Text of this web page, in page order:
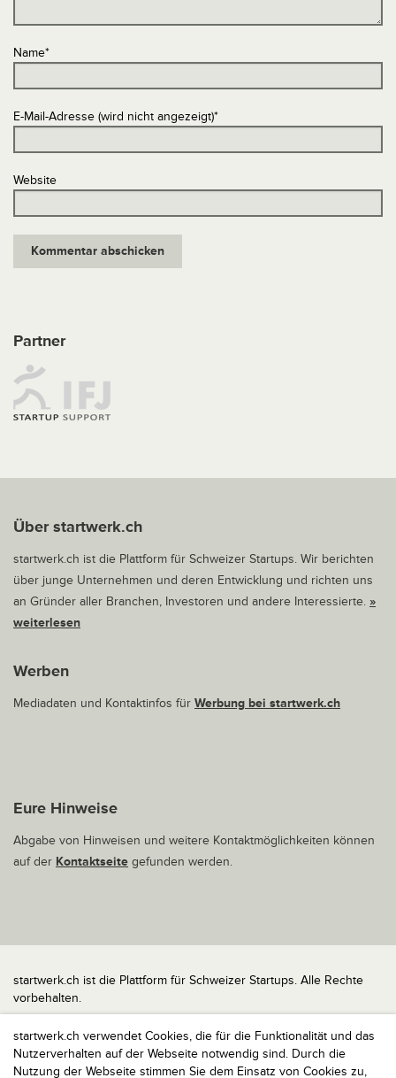
startwerk.ch verwendet Cookies, die für die Funktionalität und das
Nutzerverhalten auf der Webseite notwendig sind. Durch die
Nutzung der Webseite stimmen Sie dem Einsatz von Cookies zu,
Name*
E-Mail-Adresse (wird nicht angezeigt)*
Website
Partner
Über startwerk.ch
startwerk.ch ist die Plattform für Schweizer Startups. Wir berichten
über junge Unternehmen und deren Entwicklung und richten uns
an Gründer aller Branchen, Investoren und andere Interessierte. »
weiterlesen
Werben
Mediadaten und Kontaktinfos für Werbung bei startwerk.ch
Eure Hinweise
Abgabe von Hinweisen und weitere Kontaktmöglichkeiten können
auf der Kontaktseite gefunden werden.
startwerk.ch ist die Plattform für Schweizer Startups. Alle Rechte
vorbehalten.
Impressum
Kontakt
nach oben